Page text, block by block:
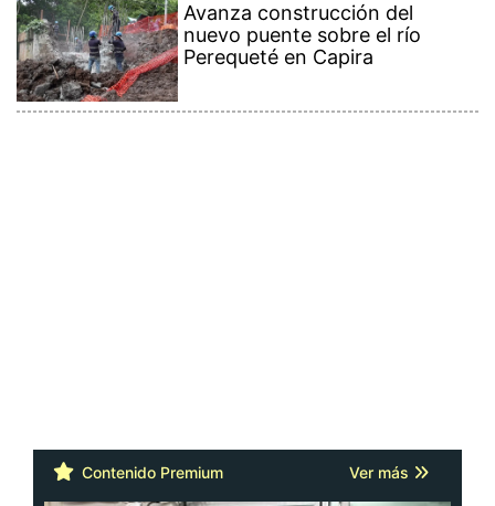
Avanza construcción del
nuevo puente sobre el río
Perequeté en Capira
Contenido Premium Ver más